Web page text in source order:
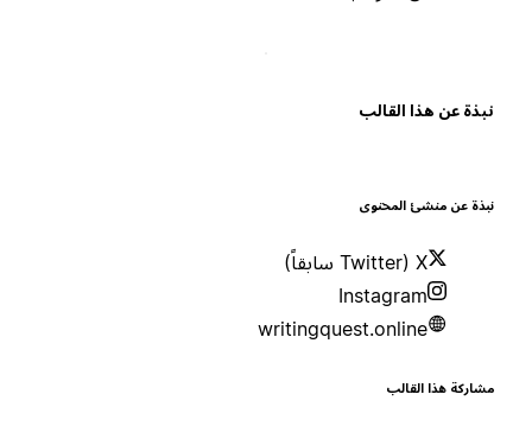
عن هذا القالب
عن منشئ المحتوى
Instagram
writingquest.online
هذا القالب